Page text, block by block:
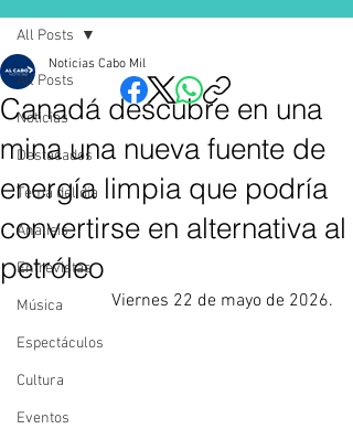
All Posts
Noticias
Destacados
Tema del dia
Analisis
Entrevistas
Música
Espectáculos
Cultura
Eventos
All Posts
Canadá descubre en una
mina una nueva fuente de
energía limpia que podría
convertirse en alternativa al
petróleo
Noticias Cabo Mil
Viernes 22 de mayo de 2026.